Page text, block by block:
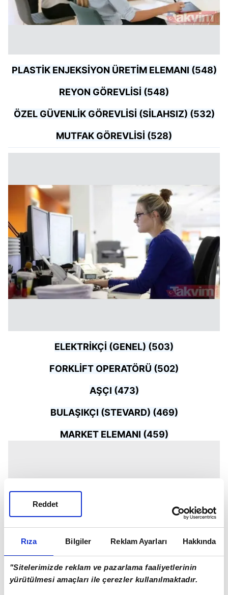
Rıza Bilgiler Reklam Ayarları Hakkında
"Sitelerimizde reklam ve pazarlama faaliyetlerinin
yürütülmesi amaçları ile çerezler kullanılmaktadır.
Reddet
PLASTİK ENJEKSİYON ÜRETİM ELEMANI (548)
REYON GÖREVLİSİ (548)
ÖZEL GÜVENLİK GÖREVLİSİ (SİLAHSIZ) (532)
MUTFAK GÖREVLİSİ (528)
ELEKTRİKÇİ (GENEL) (503)
FORKLİFT OPERATÖRÜ (502)
AŞÇI (473)
BULAŞIKÇI (STEVARD) (469)
MARKET ELEMANI (459)